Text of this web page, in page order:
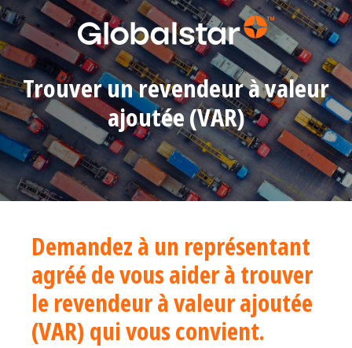
Trouver un revendeur à valeur
ajoutée (VAR)
Demandez à un représentant
agréé de vous aider à trouver
le revendeur à valeur ajoutée
(VAR) qui vous convient.